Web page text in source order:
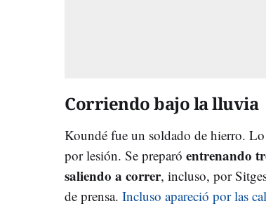
Corriendo bajo la lluvia
Koundé fue un soldado de hierro.
por lesión. Se preparó entrenando
saliendo a correr, incluso, por
de prensa. Incluso apareció por las